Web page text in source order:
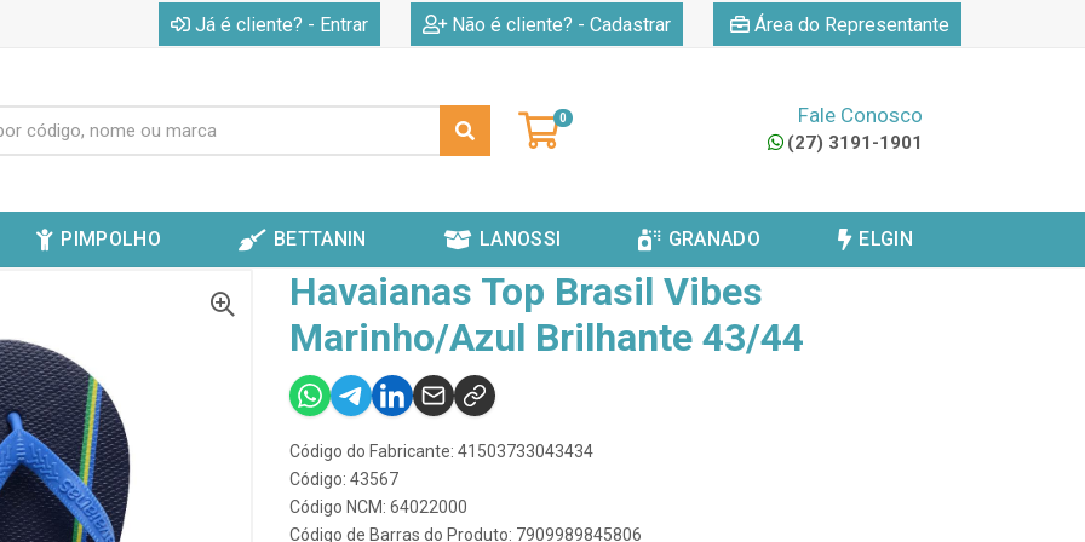
Já é cliente? - Entrar Não é cliente? - Cadastrar Área do Representante
0 Fale Conosco
(27) 3191-1901
PIMPOLHO BETTANIN LANOSSI GRANADO ELGIN
VOLTAR
VIBES MARINHO/AZUL BRILHANTE 43/44
Havaianas Top Brasil Vibes
Marinho/Azul Brilhante 43/44
Código do Fabricante: 41503733043434
Código: 43567
Código NCM: 64022000
Código de Barras do Produto: 7909989845806